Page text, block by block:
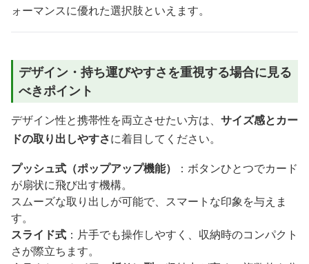
ォーマンスに優れた選択肢といえます。
デザイン・持ち運びやすさを重視する場合に見る
べきポイント
デザイン性と携帯性を両立させたい方は、 サイズ感とカー
ドの取り出しやすさに着目してください。
プッシュ式（ポップアップ機能）
：ボタンひとつでカード
が扇状に飛び出す機構。
スムーズな取り出しが可能で、スマートな印象を与えま
す。
スライド式 ：片手でも操作しやすく、収納時のコンパクト
さが際立ちます。